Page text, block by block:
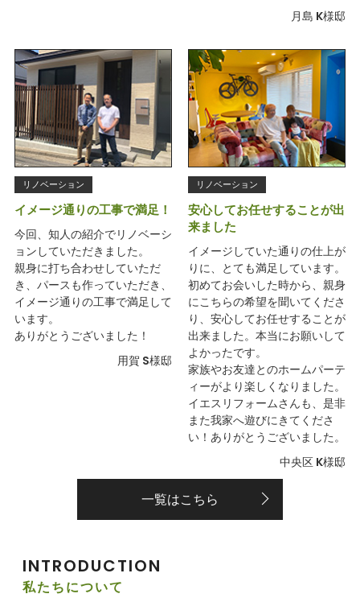
月島 K様邸
リノベーション
イメージ通りの工事で満足！
今回、知人の紹介でリノベーシ
ョンしていただきました。
親身に打ち合わせしていただ
き、パースも作っていただき、
イメージ通りの工事で満足して
います。
ありがとうございました！
用賀 S様邸
リノベーション
安心してお任せすることが出
来ました
イメージしていた通りの仕上が
りに、とても満足しています。
初めてお会いした時から、親身
にこちらの希望を聞いてくださ
り、安心してお任せすることが
出来ました。本当にお願いして
よかったです。
家族やお友達とのホームパーテ
ィーがより楽しくなりました。
イエスリフォームさんも、是非
また我家へ遊びにきてくださ
い！ありがとうございました。
中央区 K様邸
一覧はこちら
INTRODUCTION
私たちについて